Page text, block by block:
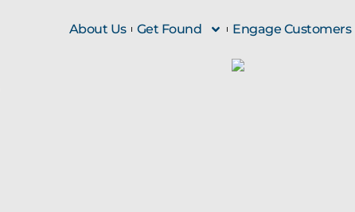
About Us Get Found Engage Customers